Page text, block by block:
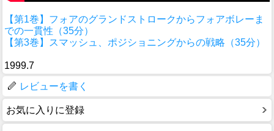
【第1巻】フォアのグランドストロークからフォアボレーま
での一貫性（35分）
【第3巻】スマッシュ、ポジショニングからの戦略（35分）
1999.7
レビューを書く
お気に入りに登録